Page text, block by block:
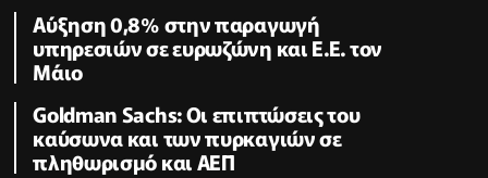
Αύξηση 0,8% στην παραγωγή
υπηρεσιών σε ευρωζώνη και Ε.Ε. τον
Μάιο
Goldman Sachs: Οι επιπτώσεις του
καύσωνα και των πυρκαγιών σε
πληθωρισμό και ΑΕΠ